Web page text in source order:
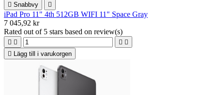
 Snabbvy 
iPad Pro 11" 4th 512GB WIFI 11" Space Gray
7 045,92 kr
Rated out of 5 stars based on review(s)
   

Lägg till i varukorgen